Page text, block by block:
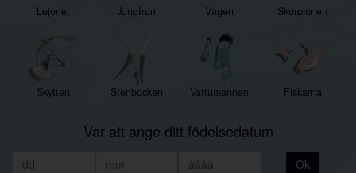
Lejonet Jungfrun Vågen Skorpionen
Skytten Stenbocken Vattumannen Fiskarna
Var att ange ditt födelsedatum
Ok